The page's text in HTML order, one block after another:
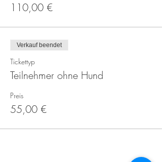
110,00 €
Verkauf beendet
Tickettyp
Teilnehmer ohne Hund
Preis
55,00 €